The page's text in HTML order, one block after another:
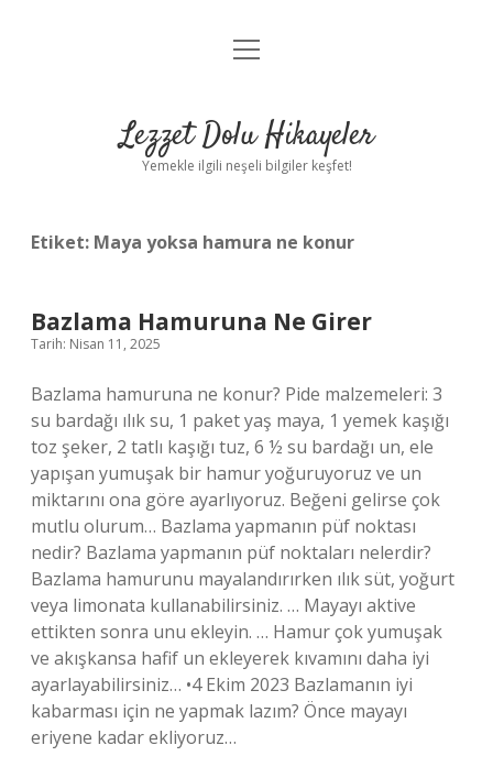
Anasayfa
Yasal Uyarı
menüyü
Lezzet Dolu Hikayeler
Yemekle ilgili neşeli bilgiler keşfet!
Etiket: Maya yoksa hamura ne konur
Bazlama Hamuruna Ne Girer
Tarih: Nisan 11, 2025
Bazlama hamuruna ne konur? Pide malzemeleri: 3
su bardağı ılık su, 1 paket yaş maya, 1 yemek kaşığı
toz şeker, 2 tatlı kaşığı tuz, 6 ½ su bardağı un, ele
yapışan yumuşak bir hamur yoğuruyoruz ve un
miktarını ona göre ayarlıyoruz. Beğeni gelirse çok
mutlu olurum… Bazlama yapmanın püf noktası
nedir? Bazlama yapmanın püf noktaları nelerdir?
Bazlama hamurunu mayalandırırken ılık süt, yoğurt
veya limonata kullanabilirsiniz. … Mayayı aktive
ettikten sonra unu ekleyin. … Hamur çok yumuşak
ve akışkansa hafif un ekleyerek kıvamını daha iyi
ayarlayabilirsiniz… •4 Ekim 2023 Bazlamanın iyi
kabarması için ne yapmak lazım? Önce mayayı
eriyene kadar ekliyoruz…